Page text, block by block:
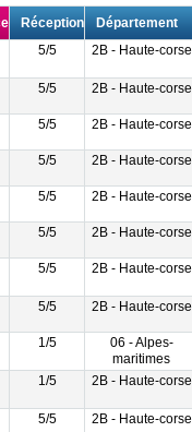
Réception Département
5/5 2B - Haute-corse
5/5 2B - Haute-corse
5/5 2B - Haute-corse
5/5 2B - Haute-corse
5/5 2B - Haute-corse
5/5 2B - Haute-corse
5/5 2B - Haute-corse
5/5 2B - Haute-corse
1/5
06 - Alpes-
maritimes
1/5 2B - Haute-corse
5/5 2B - Haute-corse